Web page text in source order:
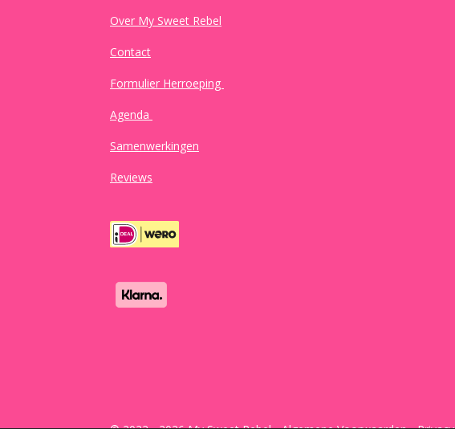
Over My Sweet Rebel
Contact
Formulier Herroeping
Agenda
Samenwerkingen
Reviews